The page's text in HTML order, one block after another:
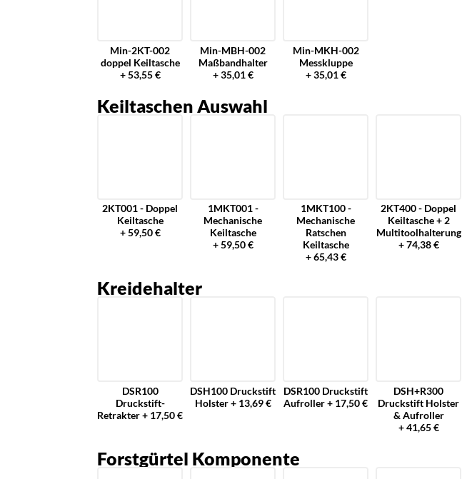
Min-2KT-002
doppel Keiltasche
+ 53,55 €
Min-MBH-002
Maßbandhalter
+ 35,01 €
Min-MKH-002
Messkluppe
+ 35,01 €
Keiltaschen Auswahl
2KT001 - Doppel
Keiltasche
+ 59,50 €
1MKT001 -
Mechanische
Keiltasche
+ 59,50 €
1MKT100 -
Mechanische
Ratschen
Keiltasche
+ 65,43 €
2KT400 - Doppel
Keiltasche + 2
Multitoolhalterung
+ 74,38 €
Kreidehalter
DSR100
Druckstift-
Retrakter + 17,50 €
DSH100 Druckstift
Holster + 13,69 €
DSR100 Druckstift
Aufroller + 17,50 €
DSH+R300
Druckstift Holster
& Aufroller
+ 41,65 €
Forstgürtel Komponente